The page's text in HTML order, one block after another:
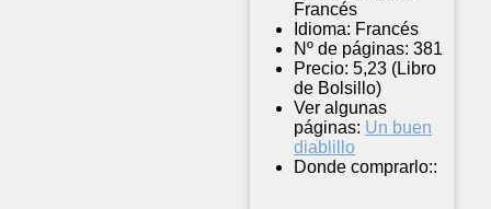
Francés
Idioma: Francés
Nº de páginas: 381
Precio: 5,23 (Libro
de Bolsillo)
Ver algunas
páginas: Un buen
diablillo
Donde comprarlo::